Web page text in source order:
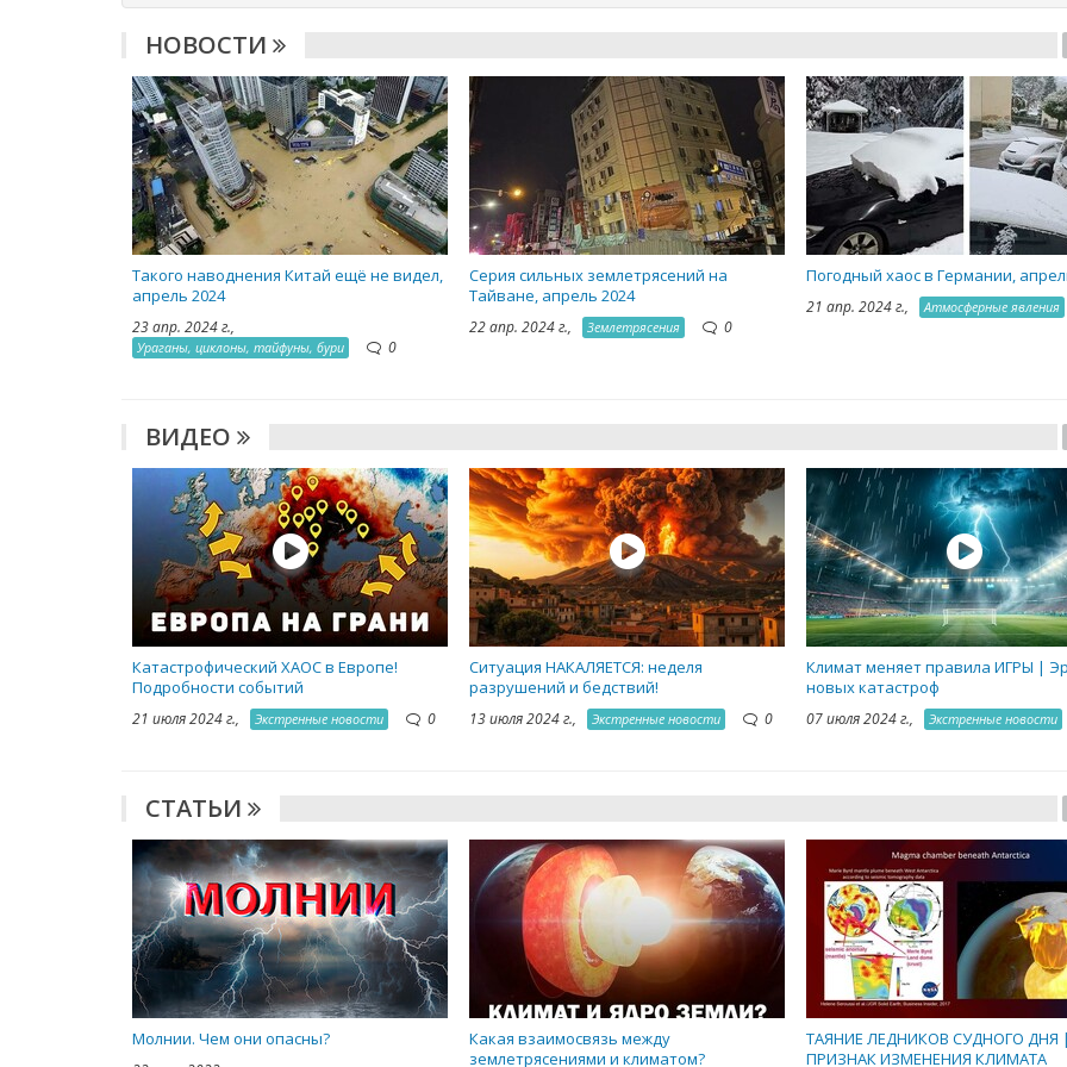
НОВОСТИ
Такого наводнения Китай ещё не видел,
апрель 2024
23 апр. 2024 г.,
Ураганы, циклоны, тайфуны, бури 0
Серия сильных землетрясений на
Тайване, апрель 2024
22 апр. 2024 г., Землетрясения 0
Погодный хаос в Германии,
21 апр. 2024 г., Атмосферные явления
ВИДЕО
Катастрофический ХАОС в Европе!
Подробности событий
21 июля 2024 г., Экстренные новости 0
Ситуация НАКАЛЯЕТСЯ: неделя
разрушений и бедствий!
13 июля 2024 г., Экстренные новости 0
Климат меняет правила ИГРЫ |
новых катастроф
07 июля 2024 г., Экстренные новости
СТАТЬИ
Молнии. Чем они опасны?
Какая взаимосвязь между
землетрясениями и климатом?
ТАЯНИЕ ЛЕДНИКОВ СУДНОГО ДНЯ |
ПРИЗНАК ИЗМЕНЕНИЯ КЛИМАТА